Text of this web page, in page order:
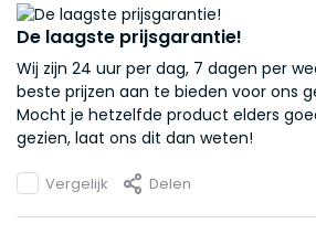
De laagste prijsgarantie!
Wij zijn 24 uur per dag, 7 dagen per
beste prijzen aan te bieden voor ons
Mocht je hetzelfde product elders
gezien, laat ons dit dan weten!
Vergelijk Delen